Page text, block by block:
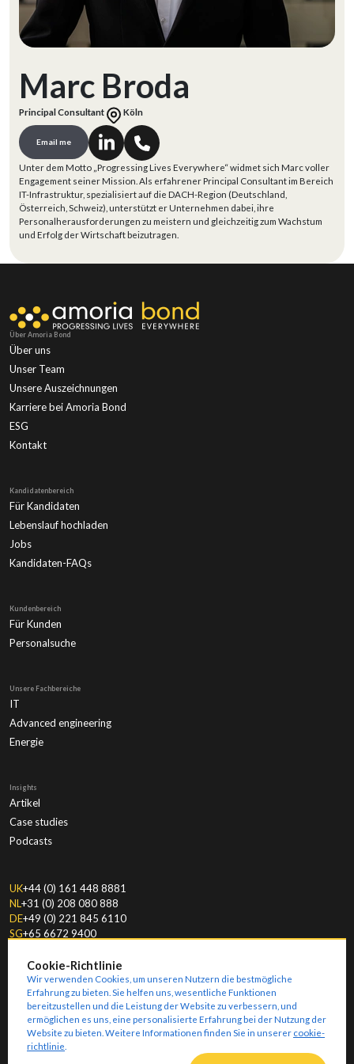
Marc Broda
Principal Consultant Köln
Email me
Unter dem Motto „Progressing Lives Everywhere“ widmet sich Marc voller
Engagement seiner Mission. Als erfahrener Principal Consultant im Bereich
IT-Infrastruktur, spezialisiert auf die DACH-Region (Deutschland,
Österreich, Schweiz), unterstützt er Unternehmen dabei, ihre
Personalherausforderungen zu meistern und gleichzeitig zum Wachstum
und Erfolg der Wirtschaft beizutragen.
Über Amoria Bond
Über uns
Unser Team
Unsere Auszeichnungen
Karriere bei Amoria Bond
ESG
Kontakt
Kandidatenbereich
Für Kandidaten
Lebenslauf hochladen
Jobs
Kandidaten-FAQs
Kundenbereich
Für Kunden
Personalsuche
Unsere Fachbereiche
IT
Advanced engineering
Energie
Insights
Artikel
Case studies
Podcasts
UK+44 (0) 161 448 8881
NL+31 (0) 208 080 888
DE+49 (0) 221 845 6110
SG+65 6672 9400
© Copyright2026Amoria Bond.Modern Slavery & Human Trafficking Statement
Key Information DocumentsEthical PoliciesImpressumAllgemeine GeschäftsbedingungenPrivacy
Geschäftsbedingungen
Cookie-Richtlinie
Wir verwenden Cookies, um unseren Nutzern die bestmögliche
Erfahrung zu bieten. Sie helfen uns, wesentliche Funktionen
bereitzustellen und die Leistung der Website zu verbessern, und
ermöglichen es uns, eine personalisierte Erfahrung bei der Nutzung der
Website zu bieten. Weitere Informationen finden Sie in unserer cookie-
richtlinie